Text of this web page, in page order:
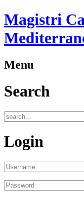
Magistri
Menu
Search
Login